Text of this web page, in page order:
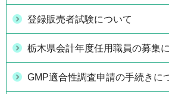
登録販売者試験について
栃木県会計年度任用職員の募集
GMP適合性調査申請の手続きに